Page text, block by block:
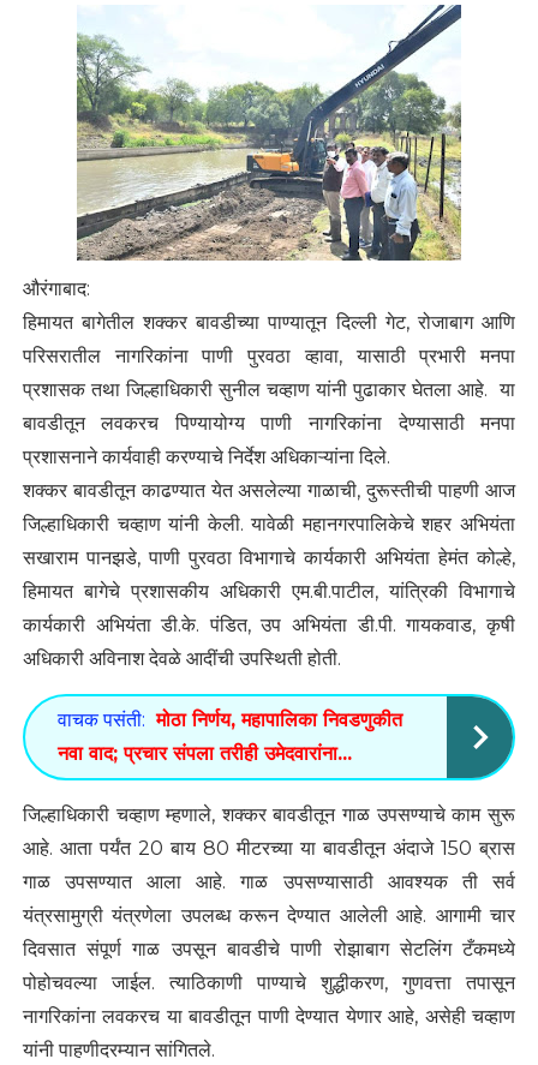
औरंगाबाद:
हिमायत बागेतील शक्कर बावडीच्या पाण्यातून दिल्ली गेट, रोजाबाग आणि
परिसरातील नागरिकांना पाणी पुरवठा व्हावा, यासाठी प्रभारी मनपा
प्रशासक तथा जिल्हाधिकारी सुनील चव्हाण यांनी पुढाकार घेतला आहे. या
बावडीतून लवकरच पिण्यायोग्य पाणी नागरिकांना देण्यासाठी मनपा
प्रशासनाने कार्यवाही करण्याचे निर्देश अधिकाऱ्यांना दिले.
शक्कर बावडीतून काढण्यात येत असलेल्या गाळाची, दुरूस्तीची पाहणी आज
जिल्हाधिकारी चव्हाण यांनी केली. यावेळी महानगरपालिकेचे शहर अभियंता
सखाराम पानझडे, पाणी पुरवठा विभागाचे कार्यकारी अभियंता हेमंत कोल्हे,
हिमायत बागेचे प्रशासकीय अधिकारी एम.बी.पाटील, यांत्रिकी विभागाचे
कार्यकारी अभियंता डी.के. पंडित, उप अभियंता डी.पी. गायकवाड, कृषी
अधिकारी अविनाश देवळे आदींची उपस्थिती होती.
वाचक पसंती: मोठा निर्णय, महापालिका निवडणुकीत
नवा वाद; प्रचार संपला तरीही उमेदवारांना...
जिल्हाधिकारी चव्हाण म्हणाले, शक्कर बावडीतून गाळ उपसण्याचे काम सुरू
आहे. आता पर्यंत 20 बाय 80 मीटरच्या या बावडीतून अंदाजे 150 ब्रास
गाळ उपसण्यात आला आहे. गाळ उपसण्यासाठी आवश्यक ती सर्व
यंत्रसामुग्री यंत्रणेला उपलब्ध करून देण्यात आलेली आहे. आगामी चार
दिवसात संपूर्ण गाळ उपसून बावडीचे पाणी रोझाबाग सेटलिंग टँकमध्ये
पोहोचवल्या जाईल. त्याठिकाणी पाण्याचे शुद्धीकरण, गुणवत्ता तपासून
नागरिकांना लवकरच या बावडीतून पाणी देण्यात येणार आहे, असेही चव्हाण
यांनी पाहणीदरम्यान सांगितले.